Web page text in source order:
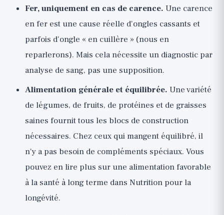
Fer, uniquement en cas de carence. Une carence
en fer est une cause réelle d'ongles cassants et
parfois d'ongle « en cuillère » (nous en
reparlerons). Mais cela nécessite un diagnostic par
analyse de sang, pas une supposition.
Alimentation générale et équilibrée. Une variété
de légumes, de fruits, de protéines et de graisses
saines fournit tous les blocs de construction
nécessaires. Chez ceux qui mangent équilibré, il
n'y a pas besoin de compléments spéciaux. Vous
pouvez en lire plus sur une alimentation favorable
à la santé à long terme dans Nutrition pour la
longévité.